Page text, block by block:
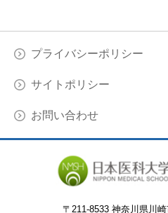
プライバシーポリシー
サイトポリシー
お問い合わせ
〒 211-8533 神奈川県川